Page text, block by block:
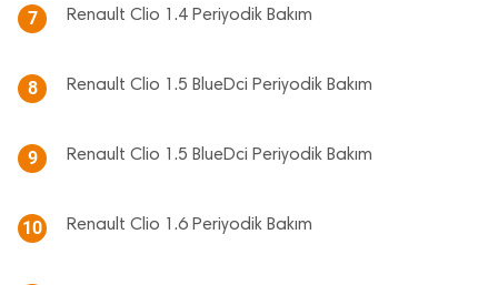
7 Renault Clio 1.4 Periyodik Bakım
8 Renault Clio 1.5 BlueDci Periyodik Bakım
9 Renault Clio 1.5 BlueDci Periyodik Bakım
10 Renault Clio 1.6 Periyodik Bakım